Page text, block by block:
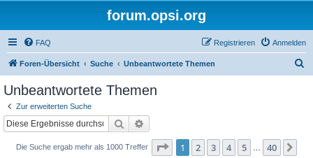
forum.opsi.org
FAQ Anmelden
Registrieren
Foren-Übersicht Suche Unbeantwortete Themen
Unbeantwortete Themen
Zur erweiterten Suche
Suche
Die Suche ergab mehr als 1000 Treffer Seite 1von 40
1 2 3 4 5 40